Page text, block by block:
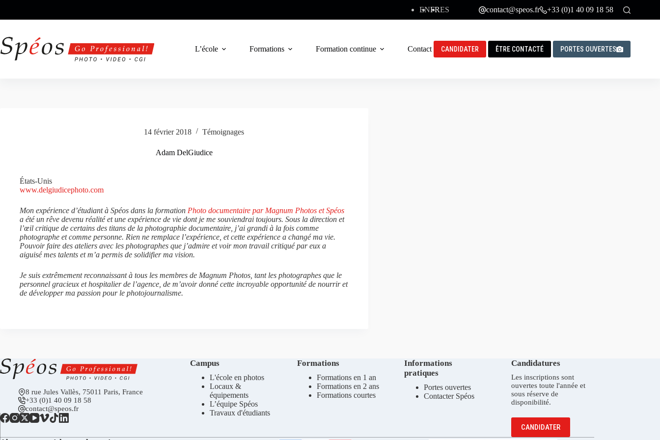
contenu
ENFRES contact@speos.fr +33 (0)1 40 09 18 58
L’école Formations Formation continue Contact CANDIDATER ÊTRE CONTACTÉ PORTES OUVERTES
14 février 2018 Témoignages
Adam DelGiudice
États-Unis
www.delgiudicephoto.com
Mon expérience d’étudiant à Spéos dans la formation Photo documentaire par Magnum Photos et Spéos
a été un rêve devenu réalité et une expérience de vie dont je me souviendrai toujours. Sous la direction et
l’œil critique de certains des titans de la photographie documentaire, j’ai grandi à la fois comme
photographe et comme personne. Rien ne remplace l’expérience, et cette expérience a changé ma vie.
Pouvoir faire des ateliers avec les photographes que j’admire et voir mon travail critiqué par eux a
aiguisé mes talents et m’a permis de solidifier ma vision.
Je suis extrêmement reconnaissant à tous les membres de Magnum Photos, tant les photographes que le
personnel gracieux et hospitalier de l’agence, de m’avoir donné cette incroyable opportunité de nourrir et
de développer ma passion pour le photojournalisme.
8 rue Jules Vallès, 75011 Paris, France
+33 (0)1 40 09 18 58
contact@speos.fr
Campus
L'école en photos
Locaux &
équipements
L’équipe Spéos
Travaux d'étudiants
Formations
Formations en 1 an
Formations en 2 ans
Formations courtes
Informations
pratiques
Portes ouvertes
Contacter Spéos
Candidatures
Les inscriptions sont
ouvertes toute l'année et
sous réserve de
disponibilité.
CANDIDATER